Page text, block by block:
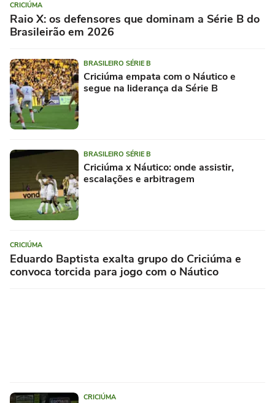
CRICIÚMA
Raio X: os defensores que dominam a Série B do
Brasileirão em 2026
BRASILEIRO SÉRIE B
Criciúma empata com o Náutico e
segue na liderança da Série B
BRASILEIRO SÉRIE B
Criciúma x Náutico: onde assistir,
escalações e arbitragem
CRICIÚMA
Eduardo Baptista exalta grupo do Criciúma e
convoca torcida para jogo com o Náutico
CRICIÚMA